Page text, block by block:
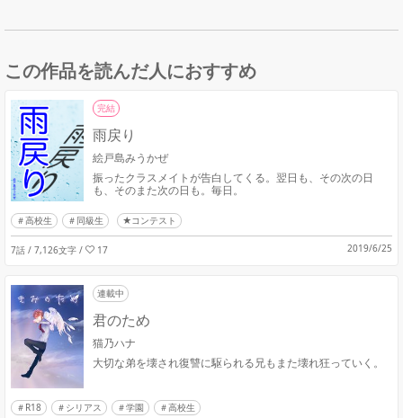
この作品を読んだ人におすすめ
完結
雨戻り
絵戸島みうかぜ
振ったクラスメイトが告白してくる。翌日も、その次の日
も、そのまた次の日も。毎日。
高校生 同級生 ★コンテスト
7話 / 7,126文字 / 17 2019/6/25
連載中
君のため
猫乃ハナ
大切な弟を壊され復讐に駆られる兄もまた壊れ狂っていく。
R18 シリアス 学園 高校生